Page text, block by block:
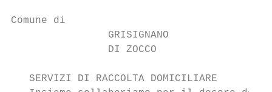
Comune di
                GRISIGNANO
                DI ZOCCO
   SERVIZI DI RACCOLTA DOMICILIARE